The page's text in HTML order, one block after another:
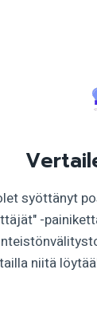
syöttänyt
-
niitä